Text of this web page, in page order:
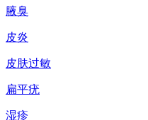
腋臭
皮炎
皮肤过敏
扁平疣
湿疹